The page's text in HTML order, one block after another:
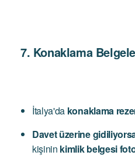
7. Konaklama
İtalya'da konaklama
Davet üzerine
kişinin kimlik belgesi